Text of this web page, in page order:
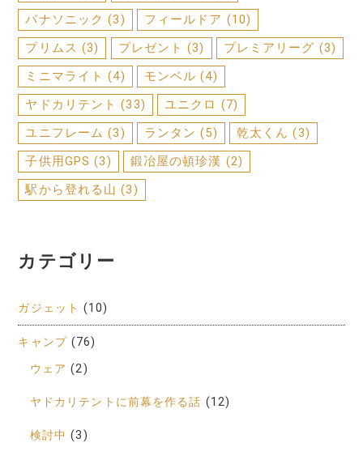
パナソニック (3) フィールドア (10)
プリムス (3) プレゼント (3) プレミアリーグ (3)
ミニマライト (4) モンベル (4)
ヤドカリテント (33) ユニクロ (7)
ユニフレーム (3) ランタン (5) 乾太くん (3)
子供用GPS (3) 鍛冶屋の頓珍漢 (2)
駅から登れる山 (3)
カテゴリー
ガジェット (10)
キャンプ(76)
ウェア (2)
ヤドカリテントに前幕を作る話 (12)
検討中 (3)